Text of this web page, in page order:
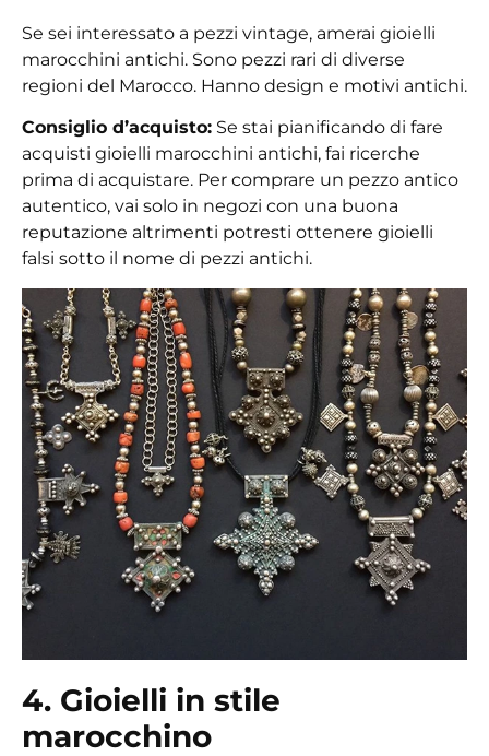
Se sei interessato a pezzi vintage, amerai gioielli
marocchini antichi. Sono pezzi rari di diverse
regioni del Marocco. Hanno design e motivi antichi.
Consiglio d’acquisto: Se stai pianificando di fare
acquisti gioielli marocchini antichi, fai ricerche
prima di acquistare. Per comprare un pezzo antico
autentico, vai solo in negozi con una buona
reputazione altrimenti potresti ottenere gioielli
falsi sotto il nome di pezzi antichi.
4. Gioielli in stile
marocchino